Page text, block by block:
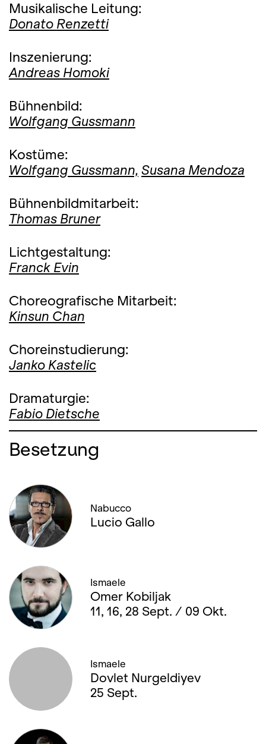
Musikalische Leitung:
Donato Renzetti
Inszenierung:
Andreas Homoki
Bühnenbild:
Wolfgang Gussmann
Kostüme:
Wolfgang Gussmann, Susana Mendoza
Bühnenbildmitarbeit:
Thomas Bruner
Lichtgestaltung:
Franck Evin
Choreografische Mitarbeit:
Kinsun Chan
Choreinstudierung:
Janko Kastelic
Dramaturgie:
Fabio Dietsche
Besetzung
Nabucco
Lucio Gallo
Ismaele
Omer Kobiljak
11, 16, 28 Sept. / 09 Okt.
Ismaele
Dovlet Nurgeldiyev
25 Sept.